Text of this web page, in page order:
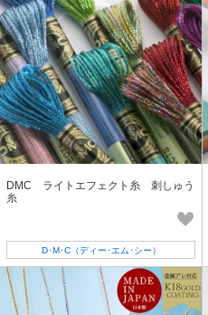
DMC ライトエフェクト糸 刺しゅう
糸
D･M･C（ディー･エム･シー）